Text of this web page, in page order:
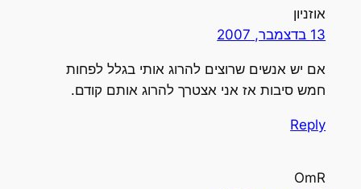
אוזניון
13 בדצמבר, 2007
אם יש אנשים שרוצים להרוג אותי בגלל לפחות
חמש סיבות אז אני אצטרך להרוג אותם קודם.
Reply
OmR